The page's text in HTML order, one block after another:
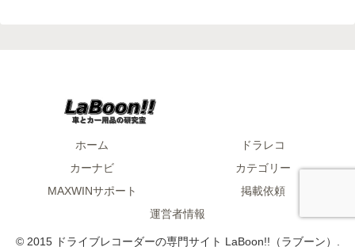
ホーム
ドラレコ
カーナビ
カテゴリー
MAXWINサポート
掲載依頼
運営者情報
© 2015 ドライブレコーダーの専門サイト LaBoon!!（ラブーン）.